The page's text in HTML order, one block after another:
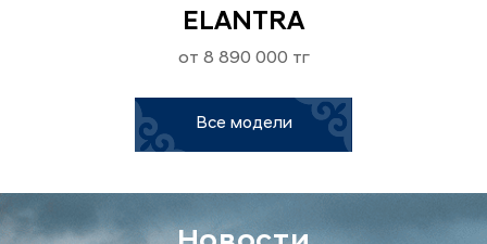
ELANTRA
от 8 890 000 тг
Все модели